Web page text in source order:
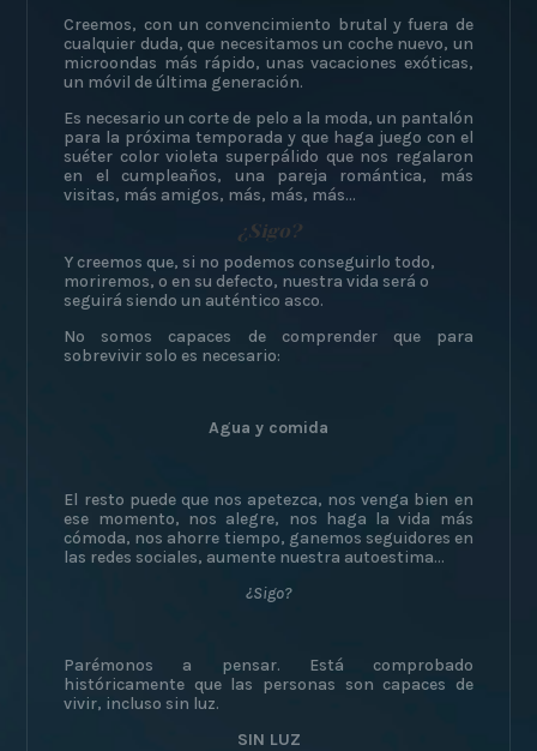
Creemos, con un convencimiento brutal y fuera de
cualquier duda, que necesitamos un coche nuevo, un
microondas más rápido, unas vacaciones exóticas,
un móvil de última generación.
Es necesario un corte de pelo a la moda, un pantalón
para la próxima temporada y que haga juego con el
suéter color violeta superpálido que nos regalaron
en el cumpleaños, una pareja romántica, más
visitas, más amigos, más, más, más…
¿Sigo?
Y creemos que, si no podemos conseguirlo todo,
moriremos, o en su defecto, nuestra vida será o
seguirá siendo un auténtico asco.
No somos capaces de comprender que para
sobrevivir solo es necesario:
Agua y comida
El resto puede que nos apetezca, nos venga bien en
ese momento, nos alegre, nos haga la vida más
cómoda, nos ahorre tiempo, ganemos seguidores en
las redes sociales, aumente nuestra autoestima…
¿Sigo?
Parémonos a pensar. Está comprobado
históricamente que las personas son capaces de
vivir, incluso sin luz.
SIN LUZ